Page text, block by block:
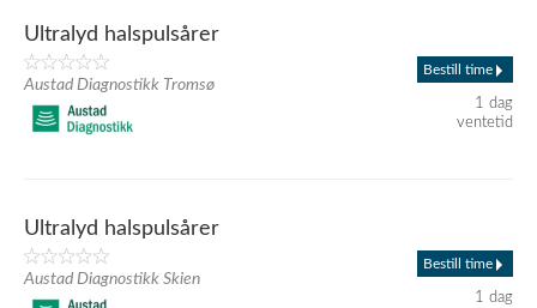
Ultralyd halspulsårer
Austad Diagnostikk Tromsø
Bestill time
1 dag
ventetid
Ultralyd halspulsårer
Austad Diagnostikk Skien
Bestill time
1 dag